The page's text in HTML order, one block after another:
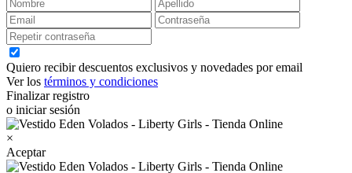
Quiero recibir descuentos exclusivos y novedades por email
Ver los términos y condiciones
Finalizar registro
o iniciar sesión
×
Aceptar